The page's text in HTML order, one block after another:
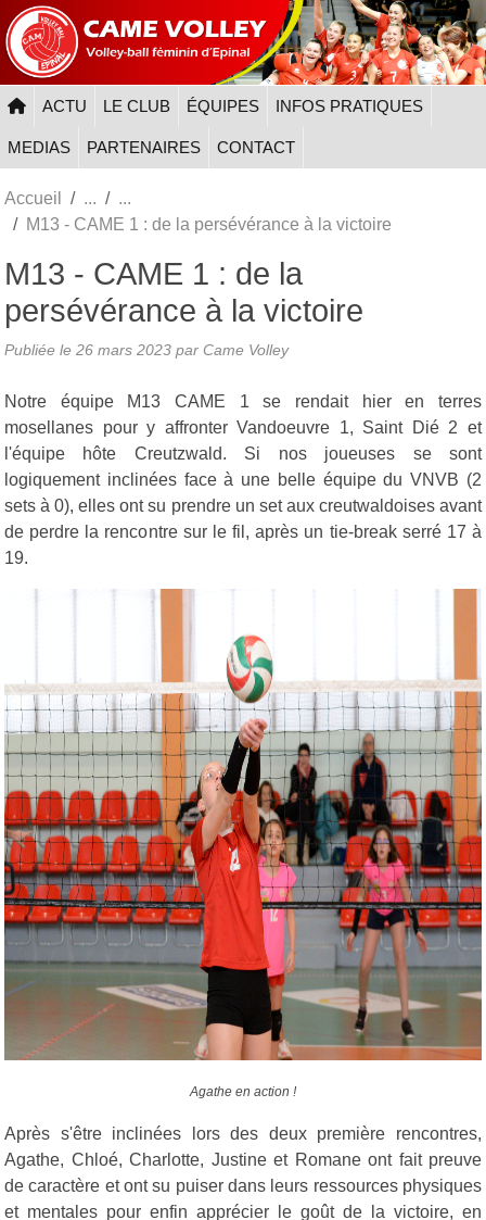
ACTU LE CLUB ÉQUIPES INFOS PRATIQUES
MEDIAS PARTENAIRES CONTACT
Accueil
M13 - CAME 1 : de la persévérance à la victoire
M13 - CAME 1 : de la
persévérance à la victoire
Publiée le 26 mars 2023 par Came Volley
Notre équipe M13 CAME 1 se rendait hier en terres
mosellanes pour y affronter Vandoeuvre 1, Saint Dié 2 et
l'équipe hôte Creutzwald. Si nos joueuses se sont
logiquement inclinées face à une belle équipe du VNVB (2
sets à 0), elles ont su prendre un set aux creutwaldoises avant
de perdre la rencontre sur le fil, après un tie-break serré 17 à
19.
Agathe en action !
Après s'être inclinées lors des deux première rencontres,
Agathe, Chloé, Charlotte, Justine et Romane ont fait preuve
de caractère et ont su puiser dans leurs ressources physiques
et mentales pour enfin apprécier le goût de la victoire, en
Panneau de gestion des cookies